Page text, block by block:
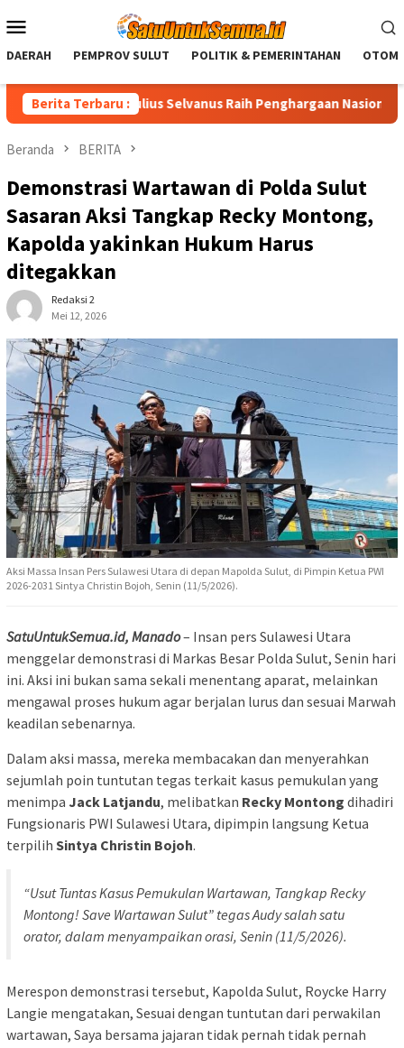
ke
Mobile
DAERAH PEMPROV SULUT POLITIK & PEMERINTAHAN
Berita Terbaru :
Sulut Yulius Selvanus Raih Penghargaan Nasional LPM RI
Beranda BERITA
Demonstrasi Wartawan di Polda Sulut
Sasaran Aksi Tangkap Recky Montong,
Kapolda yakinkan Hukum Harus
ditegakkan
Redaksi 2
Mei 12, 2026
Aksi Massa Insan Pers Sulawesi Utara di depan Mapolda Sulut, di Pimpin Ketua PWI
2026-2031 Sintya Christin Bojoh, Senin (11/5/2026).
SatuUntukSemua.id, Manado– Insan pers Sulawesi Utara
menggelar demonstrasi di Markas Besar Polda Sulut, Senin hari
ini. Aksi ini bukan sama sekali menentang aparat, melainkan
mengawal proses hukum agar berjalan lurus dan sesuai Marwah
keadilan sebenarnya.
Dalam aksi massa, mereka membacakan dan menyerahkan
sejumlah poin tuntutan tegas terkait kasus pemukulan yang
menimpa Jack Latjandu, melibatkan Recky Montong dihadiri
Fungsionaris PWI Sulawesi Utara, dipimpin langsung Ketua
terpilih Sintya Christin Bojoh.
“Usut Tuntas Kasus Pemukulan Wartawan, Tangkap Recky
Montong! Save Wartawan Sulut” tegas Audy salah satu
orator, dalam menyampaikan orasi, Senin (11/5/2026).
Merespon demonstrasi tersebut, Kapolda Sulut, Roycke Harry
Langie mengatakan, Sesuai dengan tuntutan dari perwakilan
wartawan, Saya bersama jajaran tidak pernah tidak pernah